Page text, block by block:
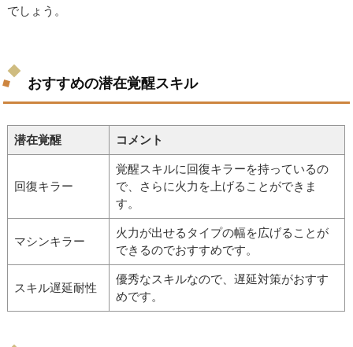
でしょう。
おすすめの潜在覚醒スキル
潜在覚醒 コメント
回復キラー
覚醒スキルに回復キラーを持っているの
で、さらに火力を上げることができま
す。
マシンキラー
火力が出せるタイプの幅を広げることが
できるのでおすすめです。
スキル遅延耐性
優秀なスキルなので、遅延対策がおすす
めです。